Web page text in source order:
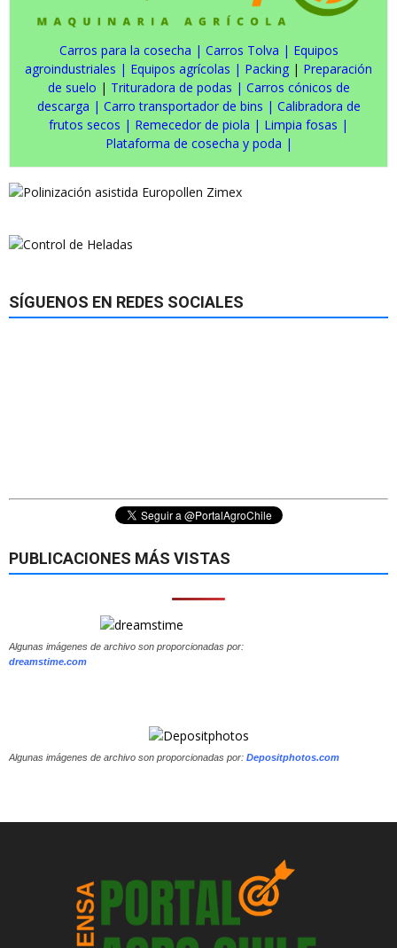
Carros para la cosecha | Carros Tolva | Equipos
agroindustriales | Equipos agrícolas | Packing | Preparación
de suelo | Trituradora de podas | Carros cónicos de
descarga | Carro transportador de bins | Calibradora de
frutos secos | Remecedor de piola | Limpia fosas |
Plataforma de cosecha y poda |
SÍGUENOS EN REDES SOCIALES
PUBLICACIONES MÁS VISTAS
Algunas imágenes de archivo son proporcionadas por:
dreamstime.com
Algunas imágenes de archivo son proporcionadas por: Depositphotos.com